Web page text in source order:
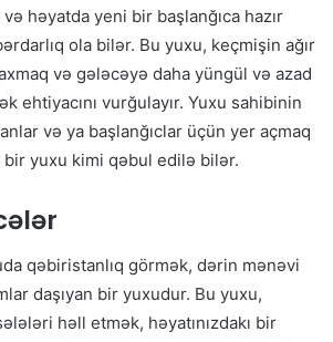
həyatda yeni bir başlanğıca hazır
ola bilər. Bu yuxu, keçmişin ağır
və gələcəyə daha yüngül və azad
ehtiyacını vurğulayır. Yuxu sahibinin
və ya başlanğıclar üçün yer açmaq
yuxu kimi qəbul edilə bilər.
qəbiristanlıq görmək, dərin mənəvi
daşıyan bir yuxudur. Bu yuxu,
həll etmək, həyatınızdakı bir